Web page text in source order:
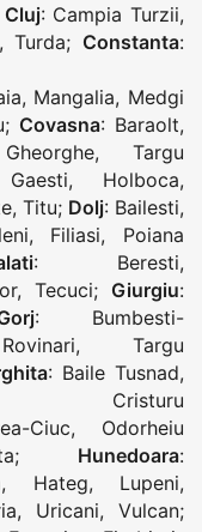
Cluj: Campia Turzii,
Turda; Constanta:
, Mangalia, Medgi
; Covasna: Baraolt,
, Targu
Gaesti, Holboca,
, Titu; Dolj: Bailesti,
, Filiasi, Poiana
: Beresti,
,Tecuci; Giurgiu:
: Bumbesti-
Rovinari, Targu
: Baile Tusnad,
Cristuru
Ciuc, Odorheiu
; Hunedoara:
, Hateg, Lupeni,
, Uricani,Vulcan;